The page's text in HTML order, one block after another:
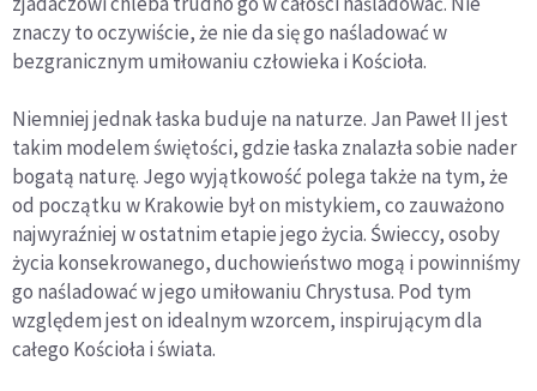
znaczy to oczywiście, że nie da się go naśladować w
bezgranicznym umiłowaniu człowieka i Kościoła.
Niemniej jednak łaska buduje na naturze. Jan Paweł II jest
takim modelem świętości, gdzie łaska znalazła sobie nader
bogatą naturę. Jego wyjątkowość polega także na tym, że
od początku w Krakowie był on mistykiem, co zauważono
najwyraźniej w ostatnim etapie jego życia. Świeccy, osoby
życia konsekrowanego, duchowieństwo mogą i powinniśmy
go naśladować w jego umiłowaniu Chrystusa. Pod tym
względem jest on idealnym wzorcem, inspirującym dla
całego Kościoła i świata.